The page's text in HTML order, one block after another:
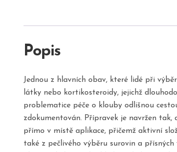
Popis
Jednou z hlavních obav, které lidé při
látky nebo kortikosteroidy, jejichž
problematice péče o klouby odlišnou
zdokumentován. Přípravek je navržen
přímo v místě aplikace, přičemž aktivní
také z pečlivého výběru surovin a